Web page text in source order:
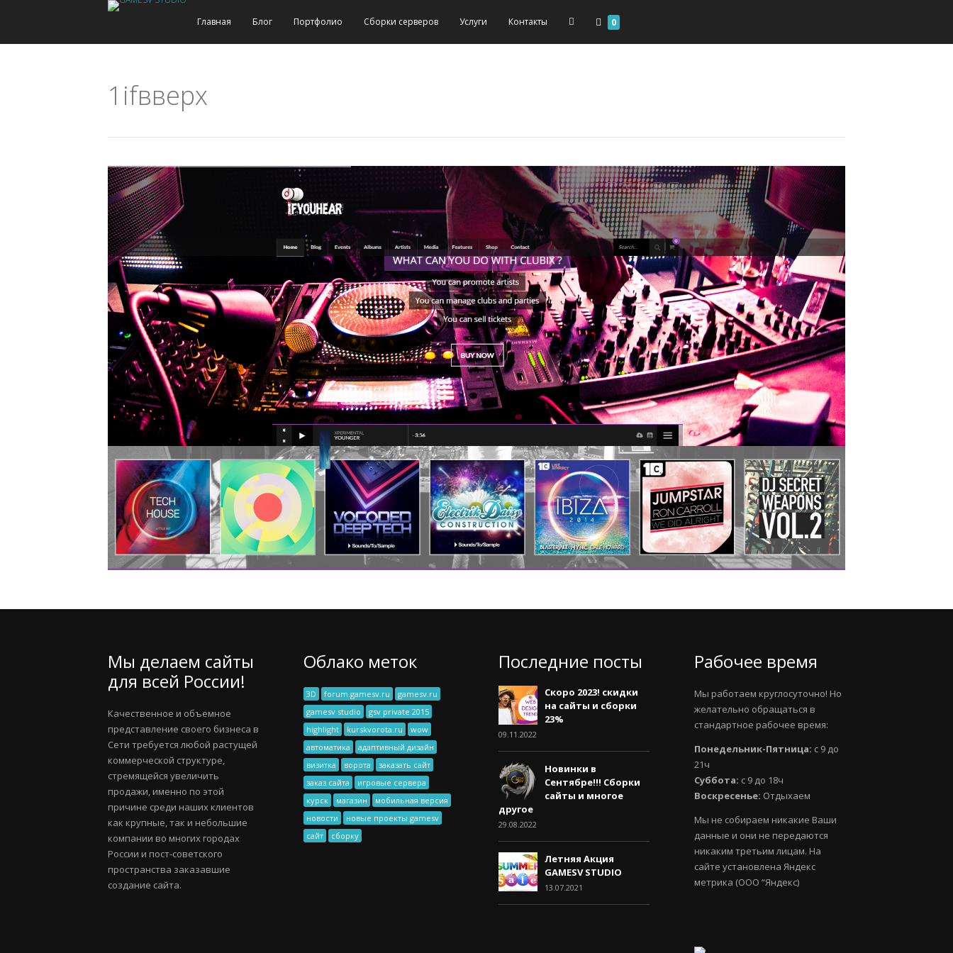
Главная Блог Портфолио Сборки серверов Услуги Контакты 0
1ifвверх
Мы делаем сайты
для всей России!
Качественное и объемное
представление своего бизнеса в
Сети требуется любой растущей
коммерческой структуре,
стремящейся увеличить
продажи, именно по этой
причине среди наших клиентов
как крупные, так и небольшие
компании во многих городах
России и пост-советского
пространства заказавшие
создание сайта.
Облако меток
3D forum.gamesv.ru
gamesv.ru
gamesv studio
gsv private 2015
highlight
kurskvorota.ru
wow
автоматика
адаптивный дизайн
визитка
ворота
заказать сайт
заказ сайта
игровые сервера
курск
магазин
мобильная версия
новости
новые проекты gamesv
сайт
сборку
Последние посты
Скоро 2023! скидки
на сайты и сборки
23%
09.11.2022
Новинки в
Сентябре!!! Сборки
сайты и многое
другое
29.08.2022
Летняя Акция
GAMESV STUDIO
13.07.2021
Рабочее время
Мы работаем круглосуточно! Но
желательно обращаться в
стандартное рабочее время:
Понедельник-Пятница: с 9 до
21ч
Суббота: с 9 до 18ч
Воскресенье: Отдыхаем
Мы не собираем никакие Ваши
данные и они не передаются
никаким третьим лицам. На
сайте установлена Яндекс
метрика (ООО “Яндекс)